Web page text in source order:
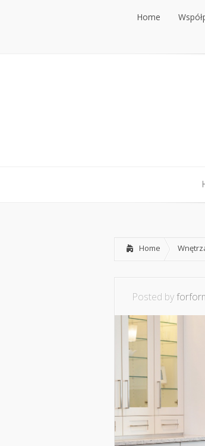
Home
Home
Posted by